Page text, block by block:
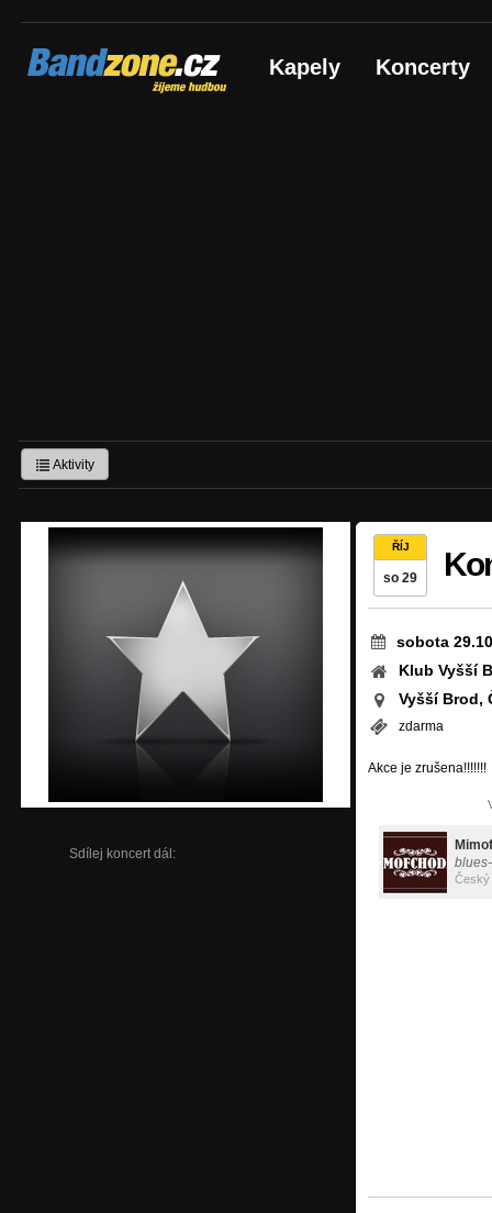
Bandzone.cz
žijeme hudbou Kapely Koncerty
Aktivity
Sdílej koncert dál:
ŘÍJ
so 29
sobota
Klub Vyšší
Vyšší Brod,
zdarma
Akce je zrušena!!!!!!!
Český